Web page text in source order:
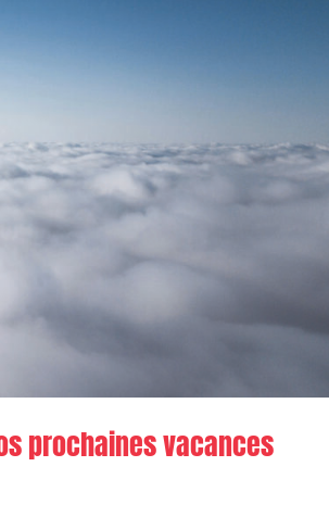
prochaines vacances